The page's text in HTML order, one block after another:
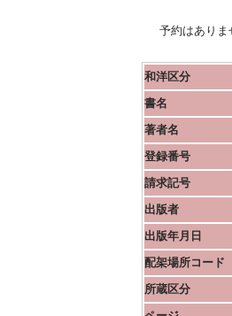
予約はありま
和洋区分
書名
著者名
登録番号
請求記号
出版者
出版年月日
配架場所コード
所蔵区分